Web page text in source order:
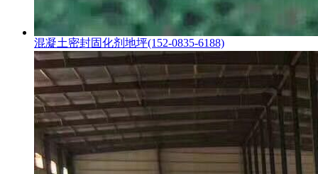
混凝土密封固化剂地坪(152-0835-6188)